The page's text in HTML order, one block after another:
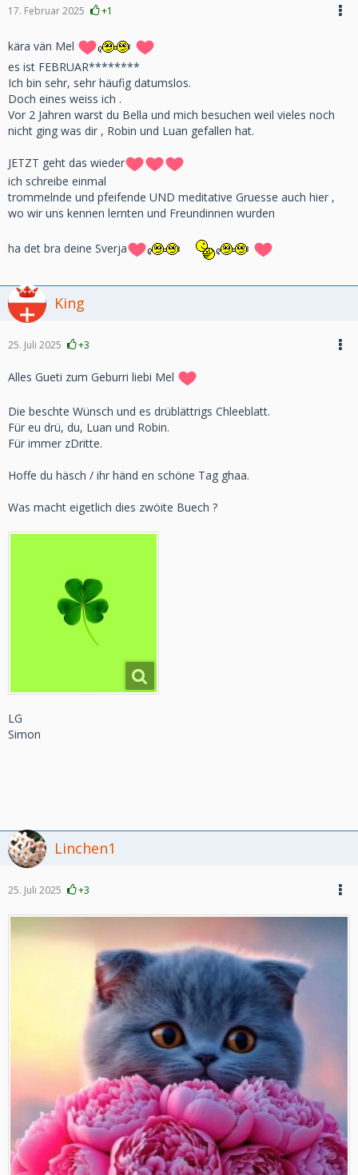
17. Februar 2025 +1
kära vän Mel
es ist FEBRUAR********
Ich bin sehr, sehr häufig datumslos.
Doch eines weiss ich .
Vor 2 Jahren warst du Bella und mich besuchen weil vieles noch
nicht ging was dir , Robin und Luan gefallen hat.
JETZT geht das wieder
ich schreibe einmal
trommelnde und pfeifende UND meditative Gruesse auch hier ,
wo wir uns kennen lernten und Freundinnen wurden
ha det bra deine Sverja
King
25. Juli 2025 +3
Alles Gueti zum Geburri liebi Mel
Die beschte Wünsch und es drüblättrigs Chleeblatt.
Für eu drü, du, Luan und Robin.
Für immer zDritte.
Hoffe du häsch / ihr händ en schöne Tag ghaa.
Was macht eigetlich dies zwöite Buech ?
LG
Simon
Linchen1
25. Juli 2025 +3